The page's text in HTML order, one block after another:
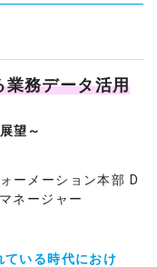
業務データ活用
望～
ーメーション本部 D
ネージャー
ている時代におけ